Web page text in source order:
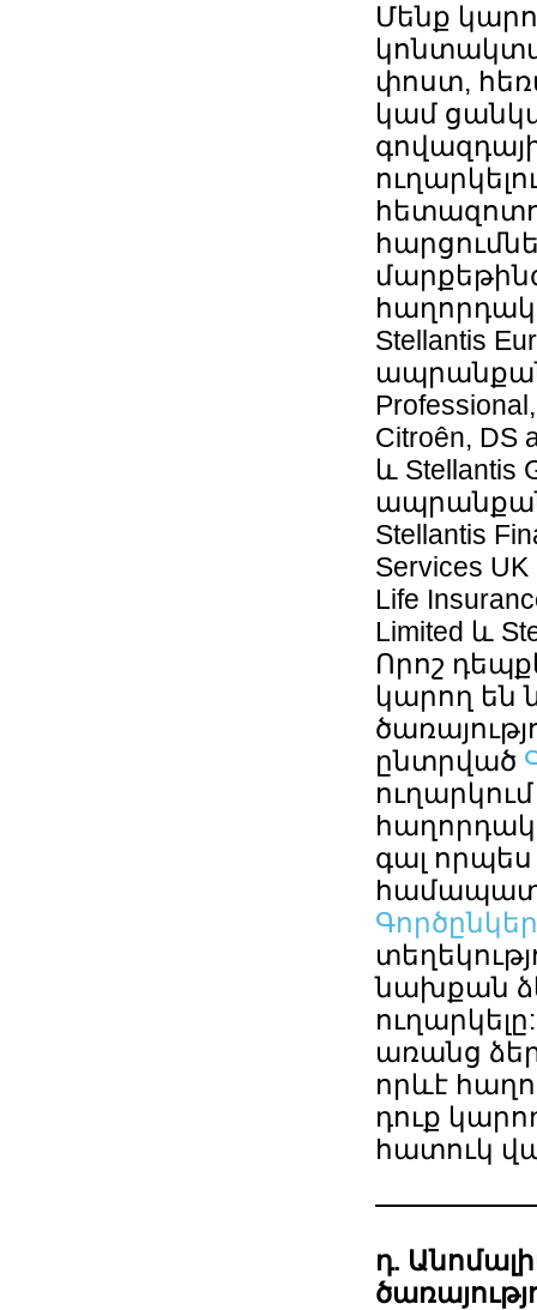
Մենք
փոստ,
կամ
Stellantis
Citroên, DS
և
Stellantis
Services UK
Life
Limited և
Որոշ
կարող են
ընտրված
գալ
նախքան
առանց
որևէ
դուք
հատուկ
դ.